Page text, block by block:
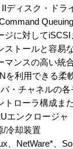
ディスク・ドラ
に対してiSCSI
ストールと容易
マンスの高い統
を利用できる柔
・チャネルの
トローラ構成ま
エンクロージャ
冷却装置
、NetWare*、